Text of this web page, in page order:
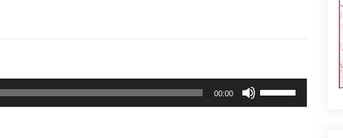
00:00